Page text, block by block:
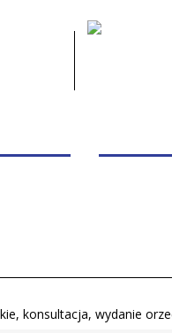
konsultacja, wydanie